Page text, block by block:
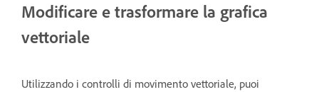
Modificare e trasformare la grafica
vettoriale
Utilizzando i controlli di movimento vettoriale, puoi